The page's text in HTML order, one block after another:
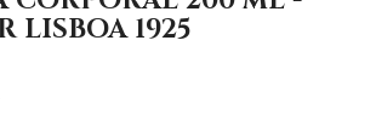
LISBOA 1925